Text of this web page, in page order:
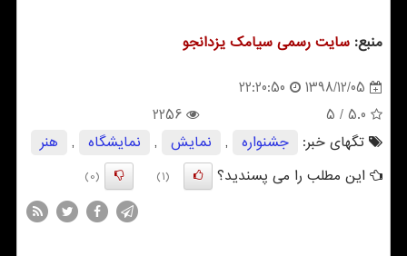
منبع: سایت رسمی سیامك یزدانجو
1398/12/05
22:20:50
5.0
/ 5
2256
تگهای خبر:
جشنواره , نمایش , نمایشگاه ,
هنر
این مطلب را می پسندید؟
(1)
(0)